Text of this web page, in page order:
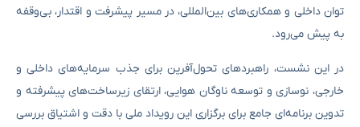
توان داخلی و همکاری‌های بین‌المللی، در مسیر پیشرفت و اقتدار، بی‌وقفه
به پیش می‌رود.
در این نشست، راهبردهای تحول‌آفرین برای جذب سرمایه‌های داخلی و
خارجی، نوسازی و توسعه ناوگان هوایی، ارتقای زیرساخت‌های پیشرفته و
تدوین برنامه‌ای جامع برای برگزاری این رویداد ملی با دقت و اشتیاق بررسی